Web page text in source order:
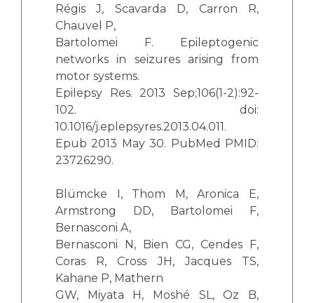
Régis J, Scavarda D, Carron R,
Chauvel P,
Bartolomei F. Epileptogenic
networks in seizures arising from
motor systems.
Epilepsy Res. 2013 Sep;106(1-2):92-
102. doi:
10.1016/j.eplepsyres.2013.04.011.
Epub 2013 May 30. PubMed PMID:
23726290.
Blümcke I, Thom M, Aronica E,
Armstrong DD, Bartolomei F,
Bernasconi A,
Bernasconi N, Bien CG, Cendes F,
Coras R, Cross JH, Jacques TS,
Kahane P, Mathern
GW, Miyata H, Moshé SL, Oz B,